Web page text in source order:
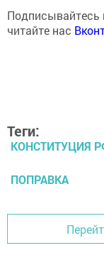
Подписывайтесь
читайте нас
Теги:
КОНСТИТУЦИЯ
ПОПРАВКА